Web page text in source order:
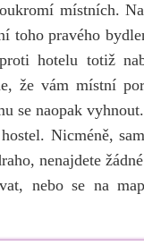
místních.
toho pravého
hotelu totiž
že vám místní
se naopak vyhnout.
Nicméně,
nenajdete
nebo se na